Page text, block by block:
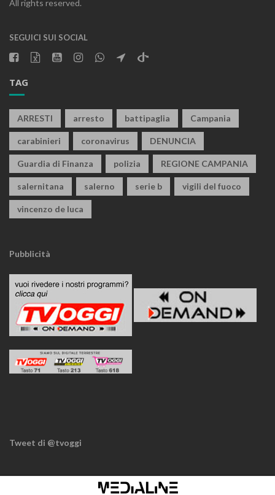
All rights reserved.
SEGUICI SUI SOCIAL
TAG
ARRESTI arresto battipaglia Campania
carabinieri coronavirus DENUNCIA
Guardia di Finanza polizia REGIONE CAMPANIA
salernitana salerno serie b vigili del fuoco
vincenzo de luca
Pubblicità
Tweet di @tvoggi